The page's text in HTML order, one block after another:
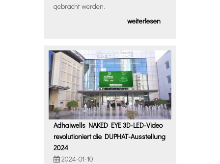
gebracht werden.
weiterlesen
Adhaiwells NAKED EYE 3D-LED-Video
revolutioniert die DUPHAT-Ausstellung
2024
2024-01-10